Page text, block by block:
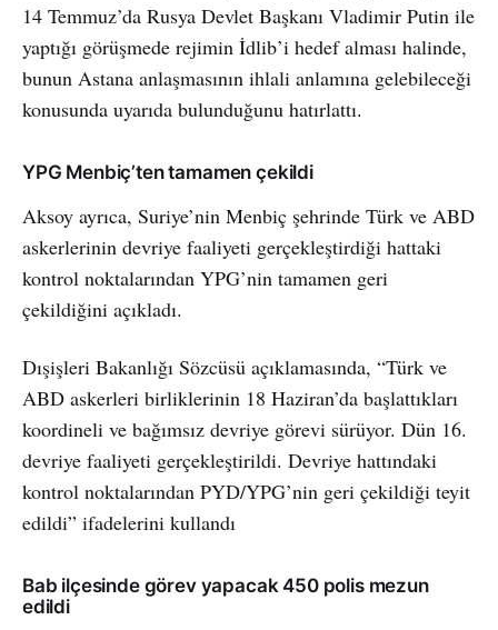
14 Temmuz’da Rusya Devlet Başkanı Vladimir Putin ile
yaptığı görüşmede rejimin İdlib’i hedef alması halinde,
bunun Astana anlaşmasının ihlali anlamına gelebileceği
konusunda uyarıda bulunduğunu hatırlattı.
YPG Menbiç’ten tamamen çekildi
Aksoy ayrıca, Suriye’nin Menbiç şehrinde Türk ve ABD
askerlerinin devriye faaliyeti gerçekleştirdiği hattaki
kontrol noktalarından YPG’nin tamamen geri
çekildiğini açıkladı.
Dışişleri Bakanlığı Sözcüsü açıklamasında, “Türk ve
ABD askerleri birliklerinin 18 Haziran’da başlattıkları
koordineli ve bağımsız devriye görevi sürüyor. Dün 16.
devriye faaliyeti gerçekleştirildi. Devriye hattındaki
kontrol noktalarından PYD/YPG’nin geri çekildiği teyit
edildi” ifadelerini kullandı
Bab ilçesinde görev yapacak 450 polis mezun
edildi